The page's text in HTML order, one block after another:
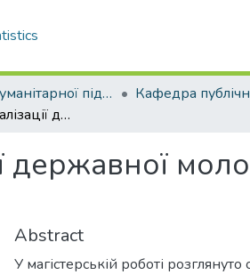
Інститут гуманітарної підготовки та державного управління
Особливості реалізації державної молодіжної політики в Україні та ЄС
державної
Abstract
У магістерській роботі